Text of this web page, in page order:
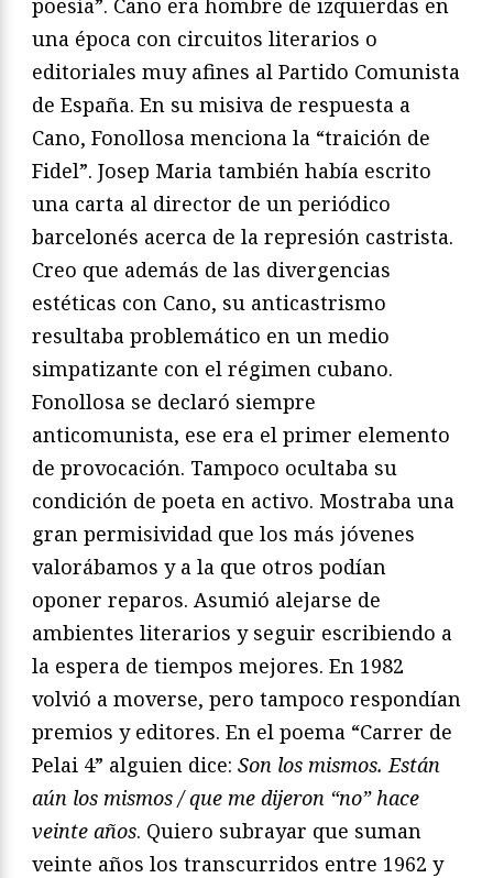
poesía”. Cano era hombre de izquierdas en
una época con circuitos literarios o
editoriales muy afines al Partido Comunista
de España. En su misiva de respuesta a
Cano, Fonollosa menciona la “traición de
Fidel”. Josep Maria también había escrito
una carta al director de un periódico
barcelonés acerca de la represión castrista.
Creo que además de las divergencias
estéticas con Cano, su anticastrismo
resultaba problemático en un medio
simpatizante con el régimen cubano.
Fonollosa se declaró siempre
anticomunista, ese era el primer elemento
de provocación. Tampoco ocultaba su
condición de poeta en activo. Mostraba una
gran permisividad que los más jóvenes
valorábamos y a la que otros podían
oponer reparos. Asumió alejarse de
ambientes literarios y seguir escribiendo a
la espera de tiempos mejores. En 1982
volvió a moverse, pero tampoco respondían
premios y editores. En el poema “Carrer de
Pelai 4” alguien dice: Son los mismos. Están
aún los mismos / que me dijeron “no” hace
veinte años. Quiero subrayar que suman
veinte años los transcurridos entre 1962 y